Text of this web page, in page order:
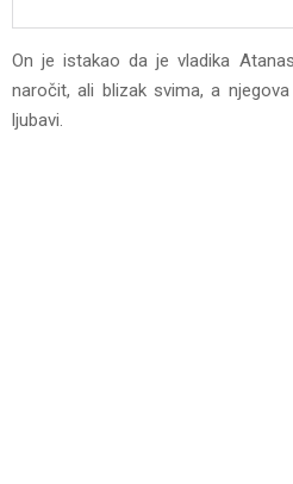
On je istakao da je vladika
naročit, ali blizak svima, a
ljubavi.